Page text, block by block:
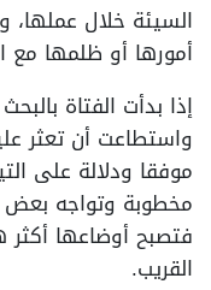
السيئة خلال
أمورها أو ظلمها مع
إذا بدأت الفتاة
واستطاعت أن تعثر
موفقا ودلالة على
مخطوبة وتواجه
فتصبح أوضاعها
القريب.